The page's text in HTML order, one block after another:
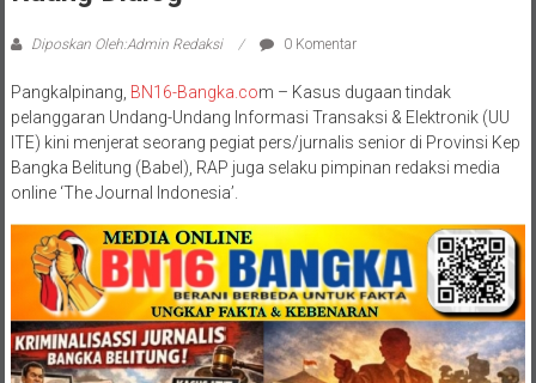
Diposkan Oleh:Admin Redaksi 0 Komentar
Pangkalpinang, BN16-Bangka.com – Kasus dugaan tindak
pelanggaran Undang-Undang Informasi Transaksi & Elektronik (UU
ITE) kini menjerat seorang pegiat pers/jurnalis senior di Provinsi Kep
Bangka Belitung (Babel), RAP juga selaku pimpinan redaksi media
online ‘The Journal Indonesia’.